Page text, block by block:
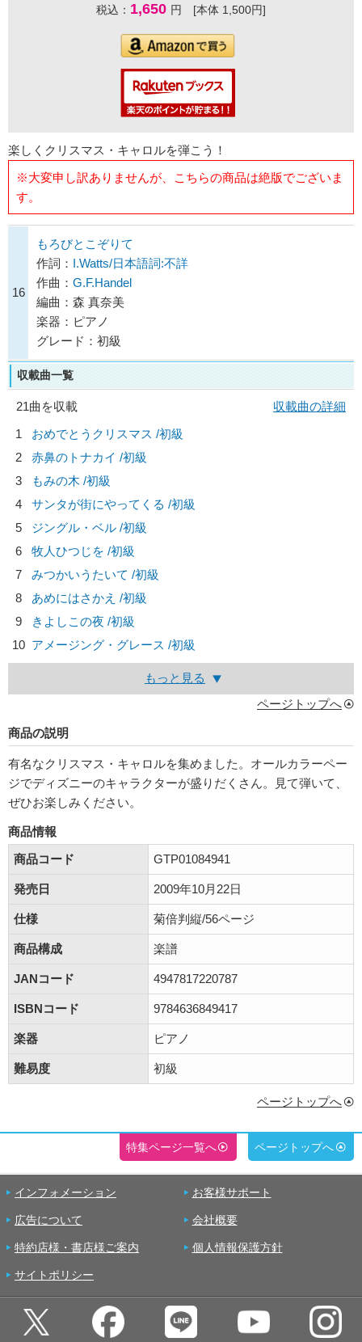
税込： 1,650 円 [本体 1,500円]
楽しくクリスマス・キャロルを弾こう！
※大変申し訳ありませんが、こちらの商品は絶版でございま
す。
16
もろびとこぞりて
作詞： I.Watts/日本語詞:不詳
作曲： G.F.Handel
編曲：森 真奈美
楽器：ピアノ
グレード：初級
収載曲一覧
21曲を収載
収載曲の詳細
1
おめでとうクリスマス /初級
2
赤鼻のトナカイ /初級
3
もみの木 /初級
4
サンタが街にやってくる /初級
5
ジングル・ベル /初級
6
牧人ひつじを /初級
7
みつかいうたいて /初級
8
あめにはさかえ /初級
9
きよしこの夜 /初級
10 アメージング・グレース /初級
もっと見る
ページトップへ
商品の説明
有名なクリスマス・キャロルを集めました。オールカラーペー
ジでディズニーのキャラクターが盛りだくさん。見て弾いて、
ぜひお楽しみください。
商品情報
商品コード
GTP01084941
発売日 2009年10月22日
仕様 菊倍判縦/56ページ
商品構成 楽譜
JANコード 4947817220787
ISBNコード 9784636849417
楽器 ピアノ
難易度 初級
ページトップへ
特集ページ一覧へ ページトップへ
インフォメーション お客様サポート
広告について 会社概要
特約店様・書店様ご案内 個人情報保護方針
サイトポリシー